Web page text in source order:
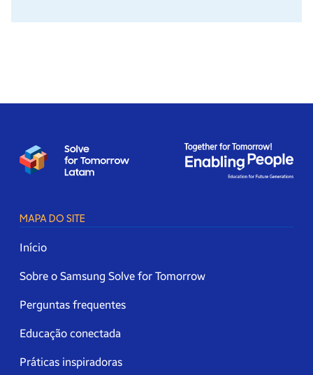
MAPA DO SITE
Início
Sobre o Samsung Solve for Tomorrow
Perguntas frequentes
Educação conectada
Práticas inspiradoras